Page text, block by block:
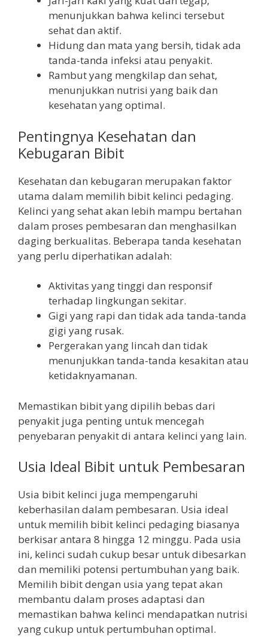
menunjukkan bahwa kelinci tersebut
sehat dan aktif.
Hidung dan mata yang bersih, tidak ada
tanda-tanda infeksi atau penyakit.
Rambut yang mengkilap dan sehat,
menunjukkan nutrisi yang baik dan
kesehatan yang optimal.
Pentingnya Kesehatan dan
Kebugaran Bibit
Kesehatan dan kebugaran merupakan faktor
utama dalam memilih bibit kelinci pedaging.
Kelinci yang sehat akan lebih mampu bertahan
dalam proses pembesaran dan menghasilkan
daging berkualitas. Beberapa tanda kesehatan
yang perlu diperhatikan adalah:
Aktivitas yang tinggi dan responsif
terhadap lingkungan sekitar.
Gigi yang rapi dan tidak ada tanda-tanda
gigi yang rusak.
Pergerakan yang lincah dan tidak
menunjukkan tanda-tanda kesakitan atau
ketidaknyamanan.
Memastikan bibit yang dipilih bebas dari
penyakit juga penting untuk mencegah
penyebaran penyakit di antara kelinci yang lain.
Usia Ideal Bibit untuk Pembesaran
Usia bibit kelinci juga mempengaruhi
keberhasilan dalam pembesaran. Usia ideal
untuk memilih bibit kelinci pedaging biasanya
berkisar antara 8 hingga 12 minggu. Pada usia
ini, kelinci sudah cukup besar untuk dibesarkan
dan memiliki potensi pertumbuhan yang baik.
Memilih bibit dengan usia yang tepat akan
membantu dalam proses adaptasi dan
memastikan bahwa kelinci mendapatkan nutrisi
yang cukup untuk pertumbuhan optimal.